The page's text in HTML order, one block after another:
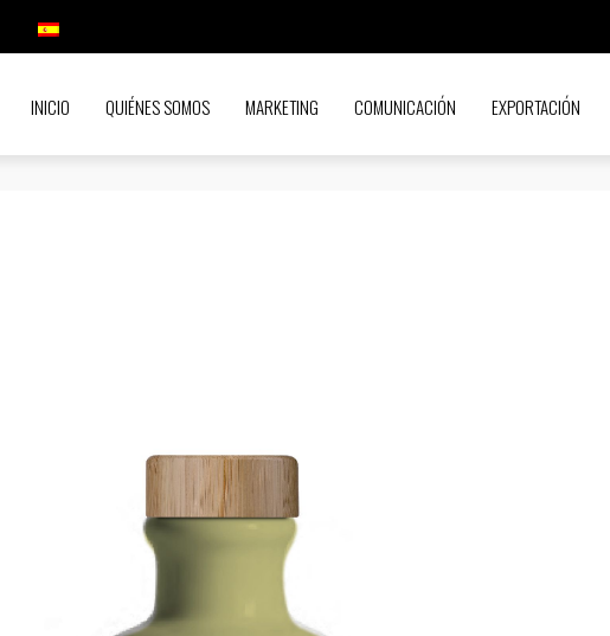
INICIO QUIÉNES SOMOS MARKETING COMUNICACIÓN EXPORTACIÓN